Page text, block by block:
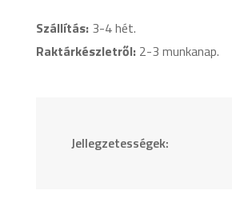
Szállítás:3-4 hét.
Raktárkészletről:2-3 munkanap.
Jellegzetességek: